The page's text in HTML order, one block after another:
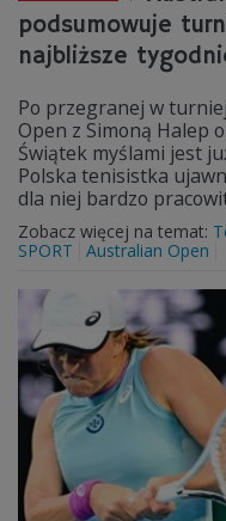
podsumowuje
najbliższe
Po przegranej w
Open z Simoną Halep
Świątek myślami jest
Polska tenisistka
dla niej bardzo
Zobacz więcej na temat:
SPORT
Australian Open